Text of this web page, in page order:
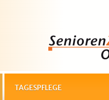
TAGESPFLEGE